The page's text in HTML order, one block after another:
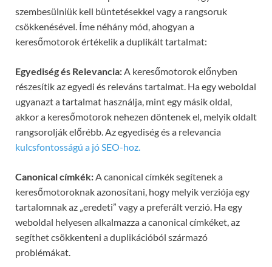
szembesülniük kell büntetésekkel vagy a rangsoruk
csökkenésével. Íme néhány mód, ahogyan a
keresőmotorok értékelik a duplikált tartalmat:
Egyediség és Relevancia: A keresőmotorok előnyben
részesítik az egyedi és releváns tartalmat. Ha egy weboldal
ugyanazt a tartalmat használja, mint egy másik oldal,
akkor a keresőmotorok nehezen döntenek el, melyik oldalt
rangsorolják előrébb. Az egyediség és a relevancia
kulcsfontosságú a jó SEO-hoz.
Canonical címkék: A canonical címkék segítenek a
keresőmotoroknak azonosítani, hogy melyik verziója egy
tartalomnak az „eredeti” vagy a preferált verzió. Ha egy
weboldal helyesen alkalmazza a canonical címkéket, az
segíthet csökkenteni a duplikációból származó
problémákat.